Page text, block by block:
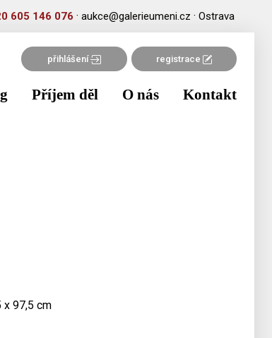
605 146 076 · aukce@galerieumeni.cz · Ostrava
přihlášení registrace
Příjem děl O nás Kontakt
x 97,5 cm